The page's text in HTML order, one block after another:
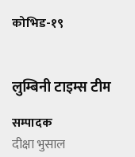
कोभिड-१९
लुम्बिनी टाइम्स टीम
सम्पादक
दीक्षा भुसाल